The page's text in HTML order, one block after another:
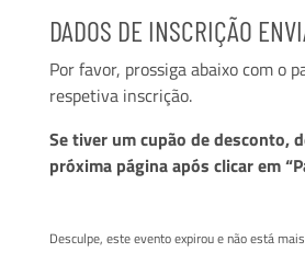
DADOS DE INSCRIÇÃO
Por favor, prossiga abaixo com o
respetiva inscrição.
Se tiver um cupão de desconto,
próxima página após clicar em
Desculpe, este evento expirou e não está